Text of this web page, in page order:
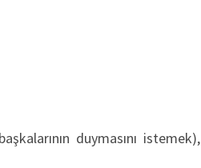
duymasını istemek),